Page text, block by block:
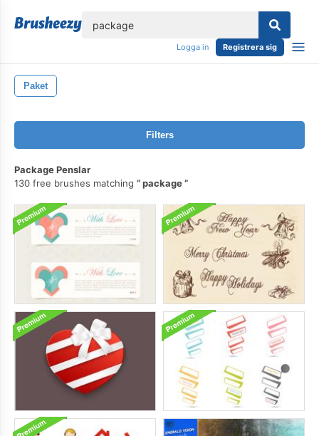
Logga in Registrera sig
Paket
Filters
Package Penslar
130 free brushes matching
package